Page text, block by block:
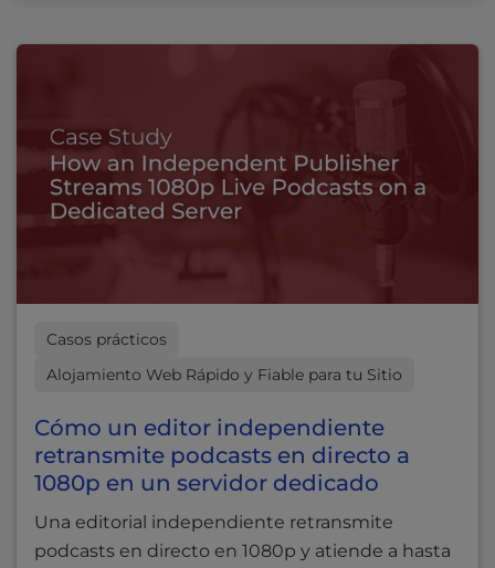
Casos prácticos
Alojamiento Web Rápido y Fiable para tu Sitio
Cómo un editor independiente
retransmite podcasts en directo a
1080p en un servidor dedicado
Una editorial independiente retransmite
podcasts en directo en 1080p y atiende a hasta